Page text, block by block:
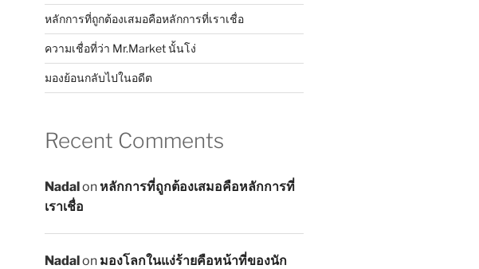
หลักการที่ถูกต้องเสมอคือหลักการที่เราเชื่อ
ความเชื่อที่ว่า Mr.Market นั้นโง่
มองย้อนกลับไปในอดีต
Recent Comments
Nadalon หลักการที่ถูกต้องเสมอคือหลักการที่
เราเชื่อ
Nadalon มองโลกในแง่ร้ายคือหน้าที่ของนัก